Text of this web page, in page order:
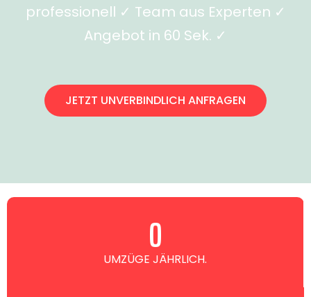
professionell ✓ Team aus Experten ✓
Angebot in 60 Sek. ✓
JETZT UNVERBINDLICH ANFRAGEN
UMZÜGE JÄHRLICH.
0